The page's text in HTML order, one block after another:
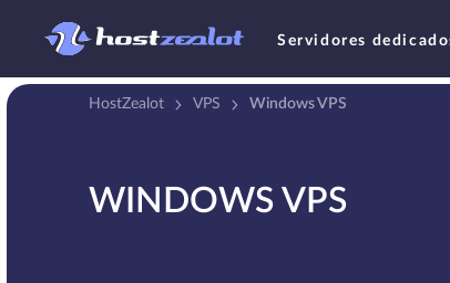
Servidores
HostZealot VPS Windows VPS
WINDOWS VPS